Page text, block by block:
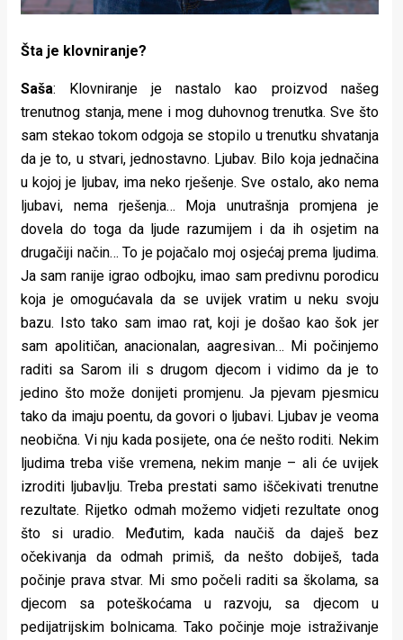
Šta je klovniranje?
Saša: Klovniranje je nastalo kao proizvod našeg
trenutnog stanja, mene i mog duhovnog trenutka. Sve što
sam stekao tokom odgoja se stopilo u trenutku shvatanja
da je to, u stvari, jednostavno. Ljubav. Bilo koja jednačina
u kojoj je ljubav, ima neko rješenje. Sve ostalo, ako nema
ljubavi, nema rješenja… Moja unutrašnja promjena je
dovela do toga da ljude razumijem i da ih osjetim na
drugačiji način… To je pojačalo moj osjećaj prema ljudima.
Ja sam ranije igrao odbojku, imao sam predivnu porodicu
koja je omogućavala da se uvijek vratim u neku svoju
bazu. Isto tako sam imao rat, koji je došao kao šok jer
sam apolitičan, anacionalan, aagresivan… Mi počinjemo
raditi sa Sarom ili s drugom djecom i vidimo da je to
jedino što može donijeti promjenu. Ja pjevam pjesmicu
tako da imaju poentu, da govori o ljubavi. Ljubav je veoma
neobična. Vi nju kada posijete, ona će nešto roditi. Nekim
ljudima treba više vremena, nekim manje – ali će uvijek
izroditi ljubavlju. Treba prestati samo iščekivati trenutne
rezultate. Rijetko odmah možemo vidjeti rezultate onog
što si uradio. Međutim, kada naučiš da daješ bez
očekivanja da odmah primiš, da nešto dobiješ, tada
počinje prava stvar. Mi smo počeli raditi sa školama, sa
djecom sa poteškoćama u razvoju, sa djecom u
pedijatrijskim bolnicama. Tako počinje moje istraživanje